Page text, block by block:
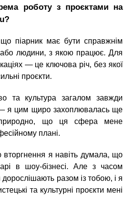
роботу з проєктами на
піарник має бути справжнім
людини, з якою працює. Для
— це ключова річ, без якої
проєкти.
та культура загалом завжди
я цим щиро захоплювалась ще
що ця сфера мене
плані.
я навіть думала, що
в шоу-бізнесі. Але з часом
разом із тобою, і я
та культурні проєкти мені